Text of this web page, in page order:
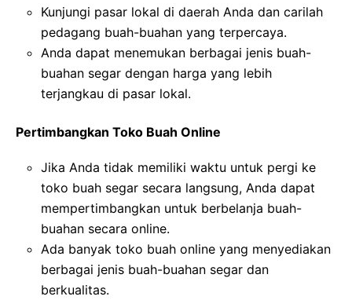
Kunjungi pasar lokal di daerah Anda dan carilah
pedagang buah-buahan yang terpercaya.
Anda dapat menemukan berbagai jenis buah-
buahan segar dengan harga yang lebih
terjangkau di pasar lokal.
Pertimbangkan Toko Buah Online
Jika Anda tidak memiliki waktu untuk pergi ke
toko buah segar secara langsung, Anda dapat
mempertimbangkan untuk berbelanja buah-
buahan secara online.
Ada banyak toko buah online yang menyediakan
berbagai jenis buah-buahan segar dan
berkualitas.